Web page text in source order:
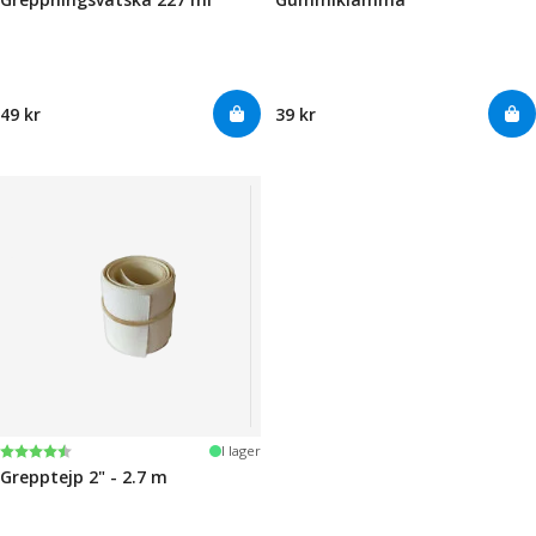
49 kr 39 kr
Betyg:
4.5 utav 5 stjärnor I lager
Grepptejp 2" - 2.7 m